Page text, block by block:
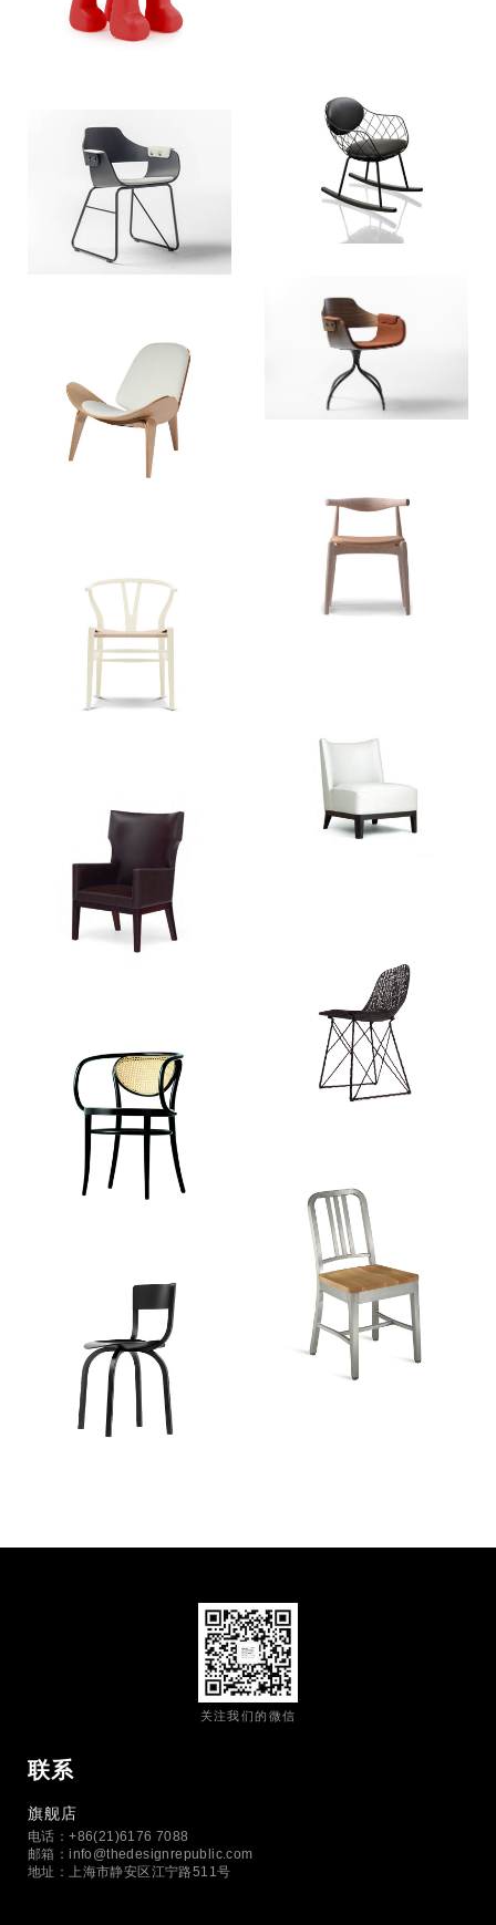
关注我们的微信
联系
旗舰店
电话：+86(21)6176 7088
邮箱：info@thedesignrepublic.com
地址：上海市静安区江宁路511号